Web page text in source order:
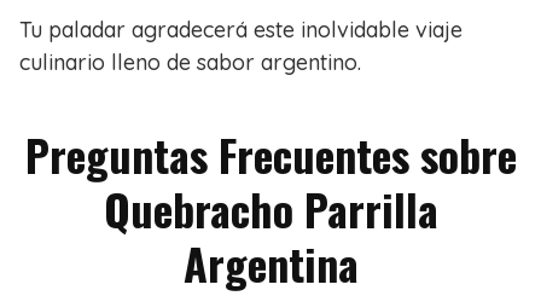
Tu paladar agradecerá este inolvidable viaje
culinario lleno de sabor argentino.
Preguntas Frecuentes sobre
Quebracho Parrilla
Argentina